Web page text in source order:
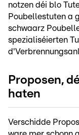
notzen déi blo
Poubellestuten a
schwaarz
spezialiséierten
Proposen,
haten
Verschidde